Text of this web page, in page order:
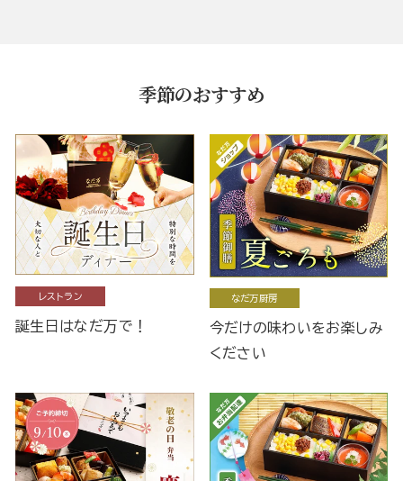
季節のおすすめ
レストラン
誕生日はなだ万で！
なだ万厨房
今だけの味わいをお楽しみ
ください